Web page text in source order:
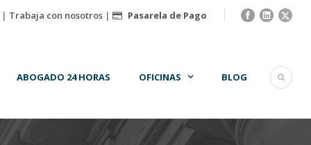
| Trabaja con nosotros | Pasarela de Pago
ABOGADO 24 HORAS OFICINAS BLOG